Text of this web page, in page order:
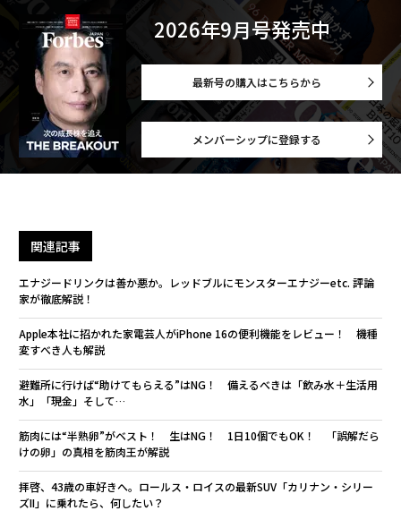
2026年9月号発売中
最新号の購入はこちらから
メンバーシップに登録する
関連記事
エナジードリンクは善か悪か。レッドブルにモンスターエナジーetc. 評論
家が徹底解説！
Apple本社に招かれた家電芸人がiPhone 16の便利機能をレビュー！ 機種
変すべき人も解説
避難所に行けば“助けてもらえる”はNG！ 備えるべきは「飲み水＋生活用
水」「現金」そして…
筋肉には“半熟卵”がベスト！ 生はNG！ 1日10個でもOK！ 「誤解だら
けの卵」の真相を筋肉王が解説
拝啓、43歳の車好きへ。ロールス・ロイスの最新SUV「カリナン・シリー
ズII」に乗れたら、何したい？